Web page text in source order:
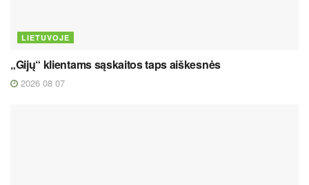
LIETUVOJE
„Gijų“ klientams sąskaitos taps aiškesnės
2026 08 07